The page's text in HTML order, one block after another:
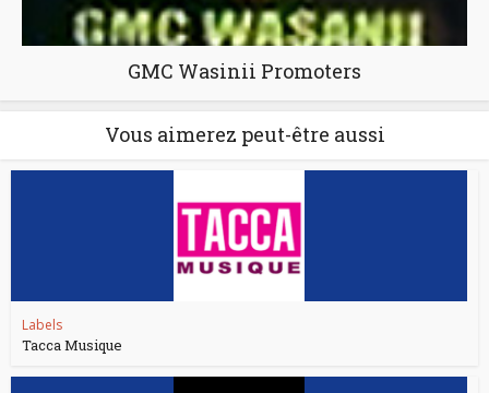
GMC Wasinii Promoters
Vous aimerez peut-être aussi
Labels
Tacca Musique